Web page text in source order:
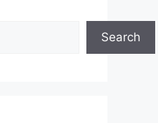
Search